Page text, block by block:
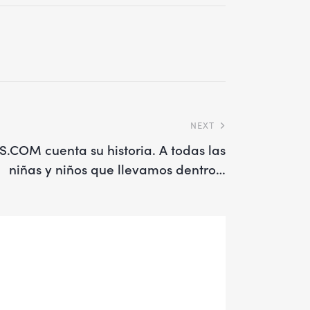
NEXT
cuenta su historia. A todas las
niñas y niños que llevamos dentro…